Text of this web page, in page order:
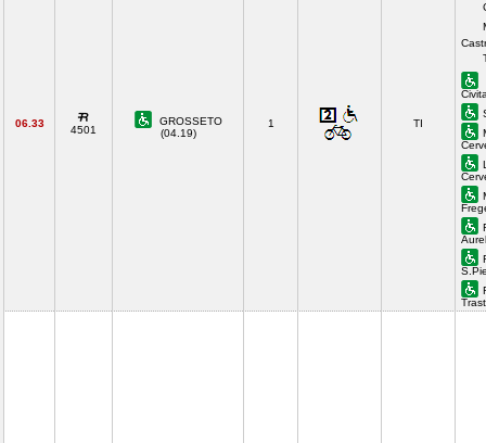
06.33
4501
GROSSETO
(04.19)
1 TI